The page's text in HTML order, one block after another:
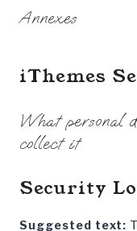
Annexes
iThemes
What personal
collect it
Security
Suggested text: